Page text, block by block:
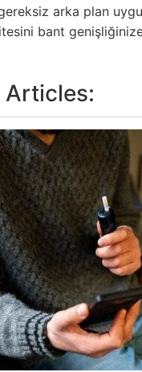
arka plan
bant
Articles: